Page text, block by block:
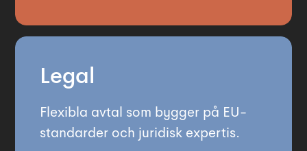
Legal
Flexibla avtal som bygger på EU-
standarder och juridisk expertis.